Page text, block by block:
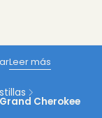
Leer más
Cherokee